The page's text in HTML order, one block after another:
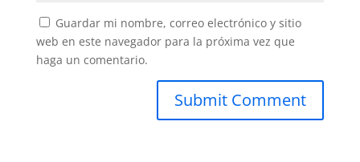
Guardar mi nombre, correo electrónico y sitio
web en este navegador para la próxima vez que
haga un comentario.